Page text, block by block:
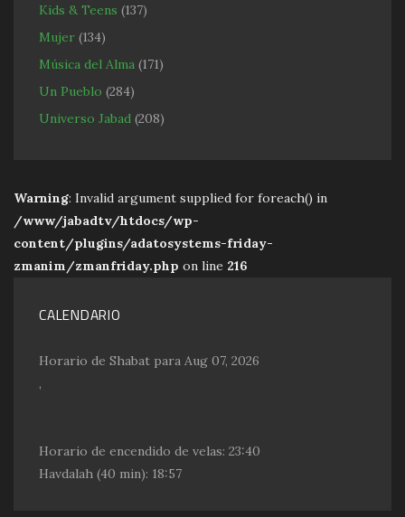
Kids & Teens (137)
Mujer (134)
Música del Alma (171)
Un Pueblo (284)
Universo Jabad (208)
Warning: Invalid argument supplied for foreach() in
/www/jabadtv/htdocs/wp-
content/plugins/adatosystems-friday-
zmanim/zmanfriday.php on line 216
CALENDARIO
Horario de Shabat para Aug 07, 2026
,
Horario de encendido de velas: 23:40
Havdalah (40 min): 18:57